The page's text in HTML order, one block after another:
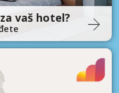
vaš hotel?